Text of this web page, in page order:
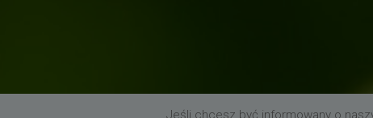
Jeśli chcesz być informowany o